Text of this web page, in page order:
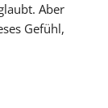
Aber
Gefühl,